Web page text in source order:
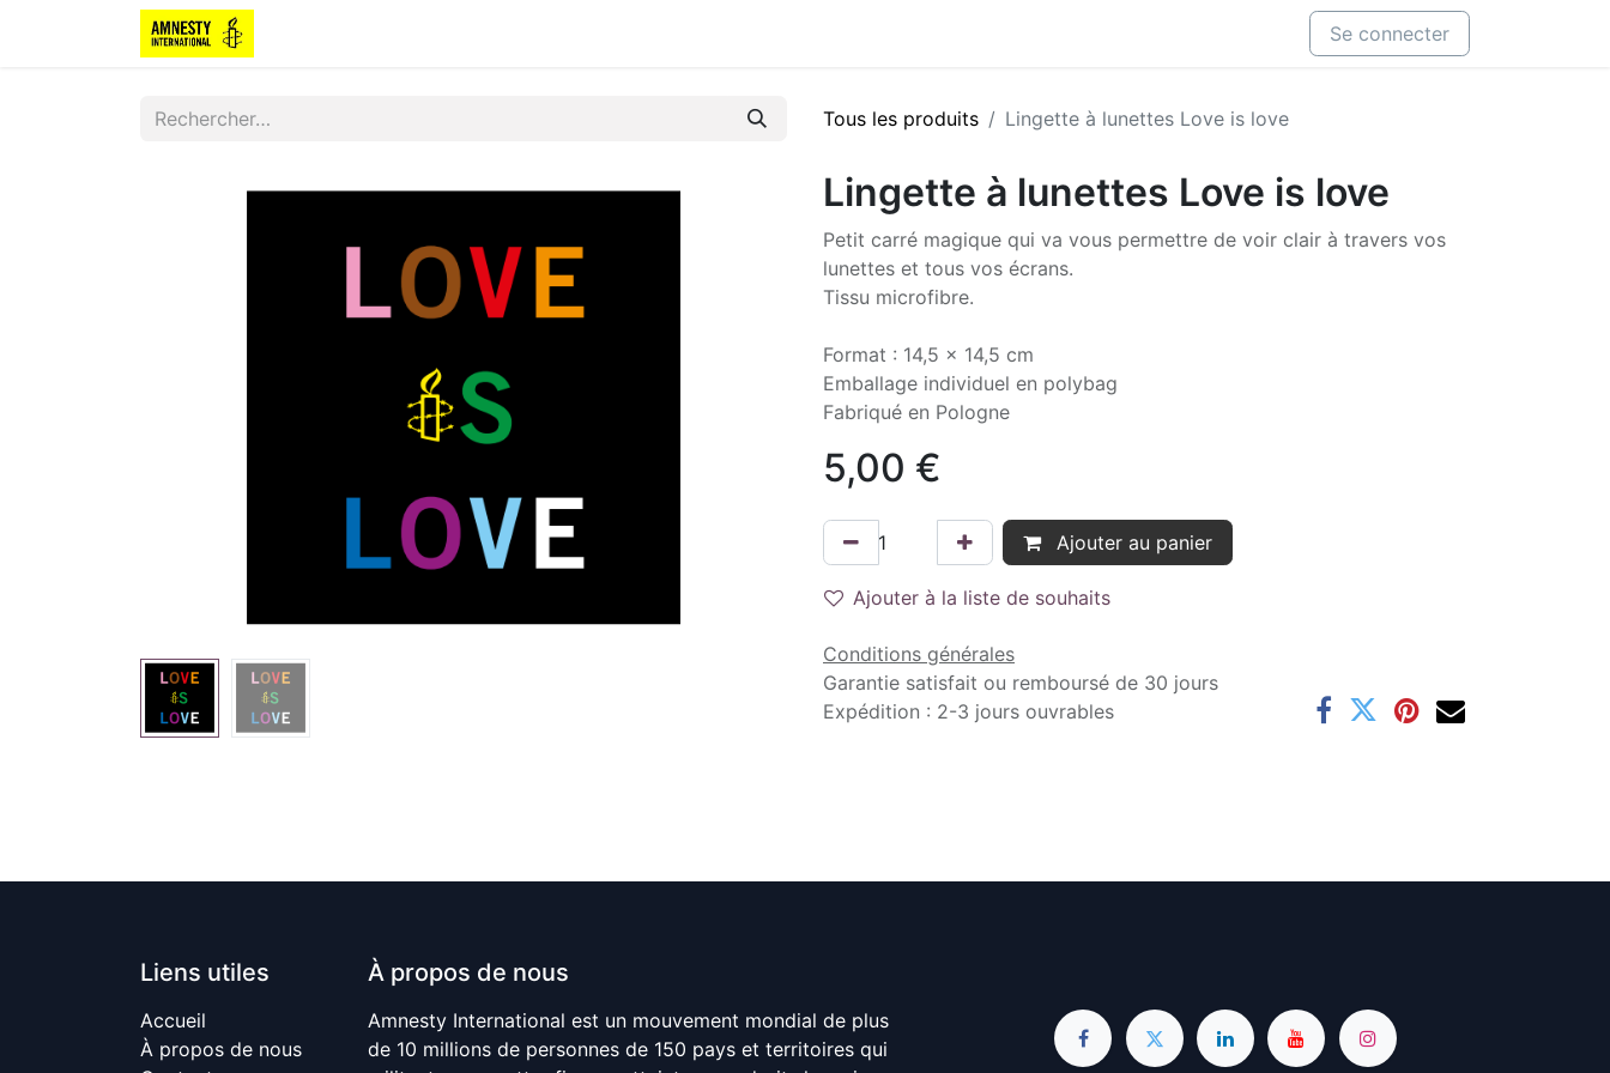
Se connecter
Tous les produits Lingette à lunettes Love is love
Lingette à lunettes Love is love
Petit carré magique qui va vous permettre de voir clair à travers vos
lunettes et tous vos écrans.
Tissu microfibre.
Format : 14,5 x 14,5 cm
Emballage individuel en polybag
Fabriqué en Pologne
5,00 €
Ajouter au panier
Ajouter à la liste de souhaits
Conditions générales
Garantie satisfait ou remboursé de 30 jours
Expédition : 2-3 jours ouvrables
Liens utiles
Accueil
À propos de nous
À propos de nous
Amnesty International est un mouvement mondial de plus
de 10 millions de personnes de 150 pays et territoires qui